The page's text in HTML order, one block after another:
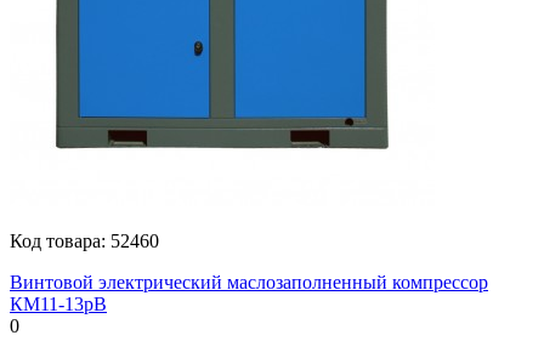
Код товара: 52460
Винтовой электрический маслозаполненный компрессор
КМ11-13рВ
0